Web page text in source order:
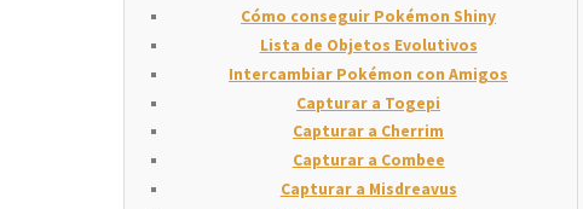
Cómo conseguir Pokémon Shiny
Lista de Objetos Evolutivos
Intercambiar Pokémon con Amigos
Capturar a Togepi
Capturar a Cherrim
Capturar a Combee
Capturar a Misdreavus